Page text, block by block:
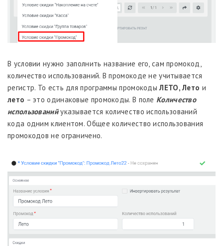
В условии нужно заполнить название его, сам промокод,
количество использований. В промокоде не учитывается
регистр. То есть для программы промокодыЛЕТО, Лето и
лето – это одинаковые промокоды. В поле Количество
использованийуказывается количество использований
кода одним клиентом. Общее количество использования
промокодов не ограничено.